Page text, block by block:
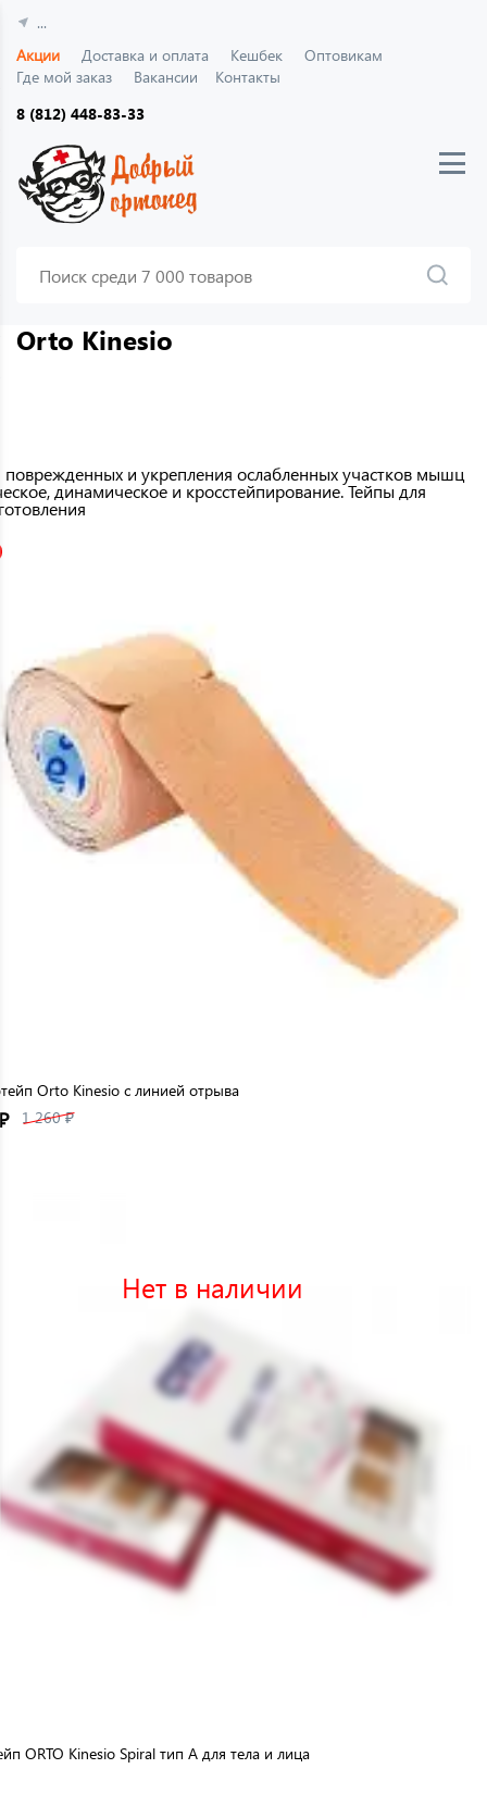
...
Акции
Доставка и оплата Кешбек
Оптовикам
Где мой заказ
Вакансии
Контакты
8 (812) 448-83-33
Orto Kinesio
и укрепления ослабленных участков мышц
динамическое и кросстейпирование. Тейпы для
Orto Kinesio с линией отрыва
1 260 ₽
Нет в наличии
ORTO Kinesio Spiral тип A для тела и лица